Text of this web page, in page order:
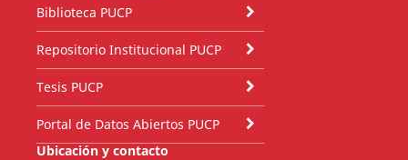
Biblioteca PUCP
Repositorio Institucional PUCP
Tesis PUCP
Portal de Datos Abiertos PUCP
Ubicación y contacto